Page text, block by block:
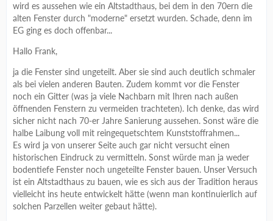
wird es aussehen wie ein Altstadthaus, bei dem in den 70ern die
alten Fenster durch "moderne" ersetzt wurden. Schade, denn im
EG ging es doch offenbar...
Hallo Frank,
ja die Fenster sind ungeteilt. Aber sie sind auch deutlich schmaler
als bei vielen anderen Bauten. Zudem kommt vor die Fenster
noch ein Gitter (was ja viele Nachbarn mit Ihren nach außen
öffnenden Fenstern zu vermeiden trachteten). Ich denke, das wird
sicher nicht nach 70-er Jahre Sanierung aussehen. Sonst wäre die
halbe Laibung voll mit reingequetschtem Kunststoffrahmen...
Es wird ja von unserer Seite auch gar nicht versucht einen
historischen Eindruck zu vermitteln. Sonst würde man ja weder
bodentiefe Fenster noch ungeteilte Fenster bauen. Unser Versuch
ist ein Altstadthaus zu bauen, wie es sich aus der Tradition heraus
vielleicht ins heute entwickelt hätte (wenn man kontinuierlich auf
solchen Parzellen weiter gebaut hätte).